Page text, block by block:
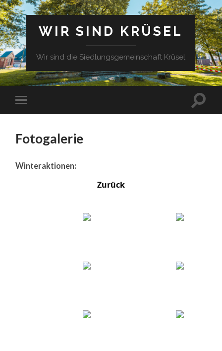
WIR SIND KRÜSEL
Wir sind die Siedlungsgemeinschaft Krüsel
Fotogalerie
Winteraktionen:
Zurück